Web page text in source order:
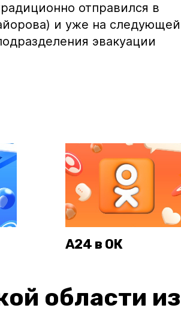
отправился в
и уже на следующей
эвакуации
А24 в ОК
области из